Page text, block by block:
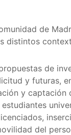
de
distintos
de
y futuras,
y captación
del